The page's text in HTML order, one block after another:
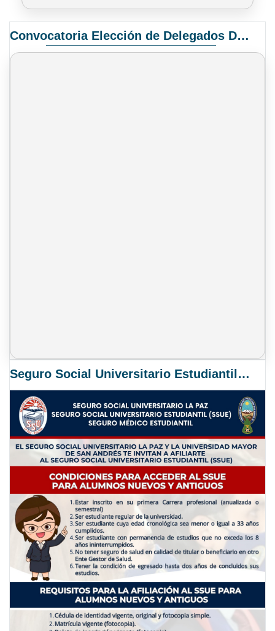
Convocatoria Elección de Delegados Docentes para el XIV Congreso Nacional de Universidades
Seguro Social Universitario Estudiantil SSUE